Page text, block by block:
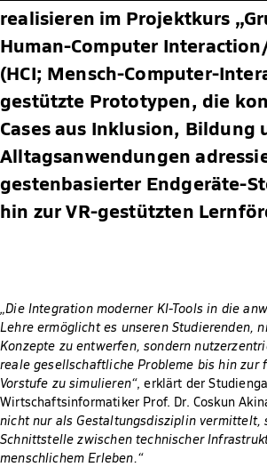
realisieren im Projektkurs
Human-Computer
(HCI; Mensch-Computer-
gestützte Prototypen, die
Cases aus Inklusion, Bildung
Alltagsanwendungen
gestenbasierter Endgeräte-
hin zur VR-gestützten
„Die Integration moderner KI-Tools in die
Lehre ermöglicht es unseren Studierenden,
Konzepte zu entwerfen, sondern
reale gesellschaftliche Probleme bis hin zur
Vorstufe zu simulieren“, erklärt der
Wirtschaftsinformatiker Prof. Dr. Coskun
nicht nur als Gestaltungsdisziplin vermittelt,
Schnittstelle zwischen technischer
menschlichem Erleben.“